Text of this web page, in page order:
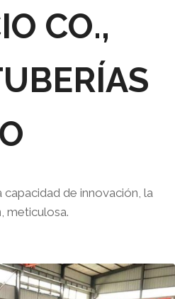
CO.,
de innovación, la
meticulosa.